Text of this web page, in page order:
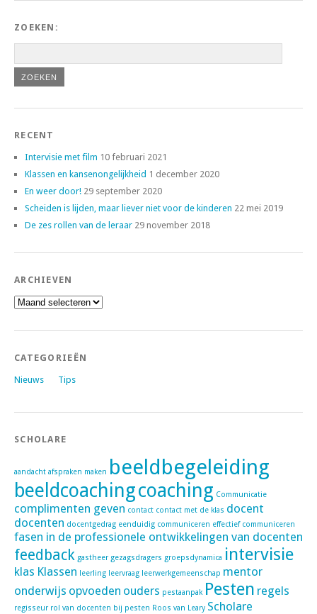
ZOEKEN:
RECENT
Intervisie met film 10 februari 2021
Klassen en kansenongelijkheid 1 december 2020
En weer door! 29 september 2020
Scheiden is lijden, maar liever niet voor de kinderen 22 mei 2019
De zes rollen van de leraar 29 november 2018
ARCHIEVEN
Archieven
CATEGORIEËN
Nieuws Tips
SCHOLARE
aandacht afspraken maken beeldbegeleiding
beeldcoachingcoaching Communicatie
complimenten geven contact contact met de klas docent
docenten docentgedrag eenduidig communiceren effectief communiceren
fasen in de professionele ontwikkelingen van docenten
feedback gastheer gezagsdragers groepsdynamica intervisie
klas Klassen leerling leervraag leerwerkgemeenschap mentor
onderwijs opvoeden ouders pestaanpak Pesten regels
regisseur rol van docenten bij pesten Roos van Leary Scholare